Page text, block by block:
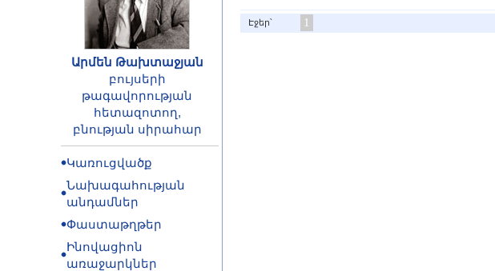
Արմեն Թախտաջյան
բույսերի
թագավորության
հետազոտող,
բնության սիրահար
Կառուցվածք
Նախագահության
անդամներ
Փաստաթղթեր
Ինովացիոն
առաջարկներ
Էջեր՝ 1